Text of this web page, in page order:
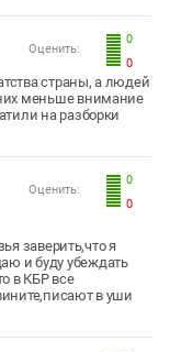
0
0
Оценить:
страны, а людей
меньше внимание
на разборки
0
0
Оценить:
заверить,что я
и буду убеждать
в КБР все
в уши